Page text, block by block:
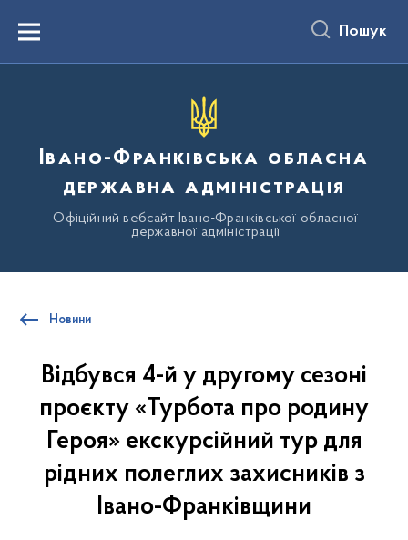
вмістуMenu Пошук
Івано-Франківська обласна
державна адміністрація
Офіційний вебсайт Івано-Франківської обласної
державної адміністрації
Новини
Відбувся 4-й у другому сезоні
проєкту «Турбота про родину
Героя» екскурсійний тур для
рідних полеглих захисників з
Івано-Франківщини